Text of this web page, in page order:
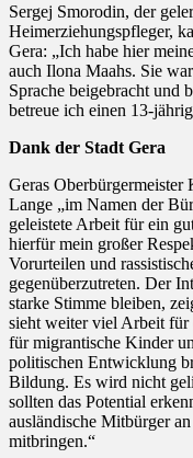
Sergej Smorodin, der
Heimerziehungspfleger,
Gera: „Ich habe hier
auch Ilona Maahs. Sie
Sprache beigebracht und
betreue ich einen 13-
Dank der Stadt Gera
Geras
Lange „im Namen der
geleistete Arbeit für ein
hierfür mein großer
Vorurteilen und
gegenüberzutreten. Der
starke Stimme bleiben,
sieht weiter viel Arbeit für
für migrantische Kinder
politischen Entwicklung
Bildung. Es wird nicht
sollten das Potential
ausländische Mitbürger
mitbringen.“